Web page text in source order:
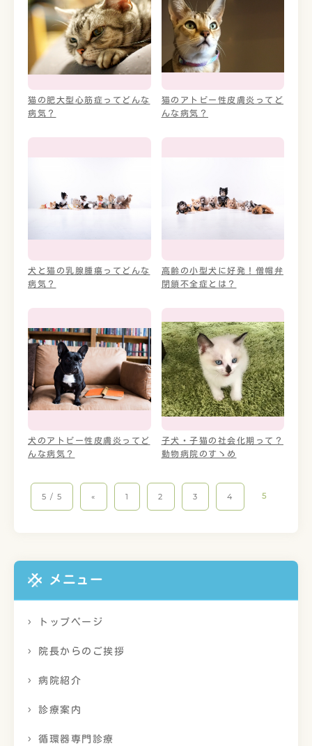
猫の肥大型心筋症ってどんな
病気？
猫のアトピー性皮膚炎ってど
んな病気？
犬と猫の乳腺腫瘍ってどんな
病気？
高齢の小型犬に好発！僧帽弁
閉鎖不全症とは？
犬のアトピー性皮膚炎ってど
んな病気？
子犬・子猫の社会化期って？
動物病院のすゝめ
5 / 5 « 1 2 3 4 5
メニュー
トップページ
院長からのご挨拶
病院紹介
診療案内
循環器専門診療